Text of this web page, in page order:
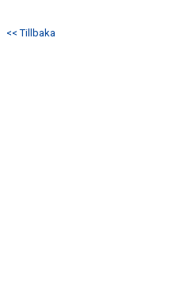
MEDLEMSKAP
<< Tillbaka